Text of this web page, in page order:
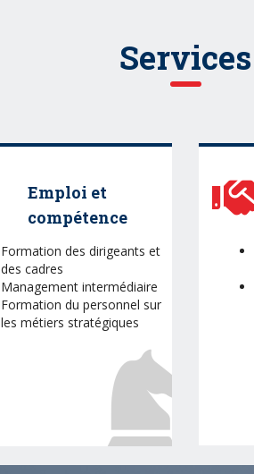
Services
Emploi et
compétence
Formation des dirigeants et
des cadres
Management intermédiaire
Formation du personnel sur
les métiers stratégiques